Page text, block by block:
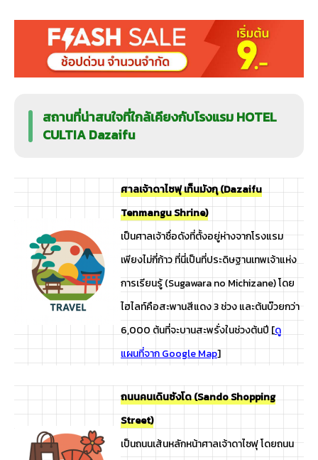
สถานที่น่าสนใจที่ใกล้เคียงกับโรงแรม HOTEL
CULTIA Dazaifu
ศาลเจ้าดาไซฟุ เท็นมังกุ (Dazaifu
Tenmangu Shrine)
เป็นศาลเจ้าชื่อดังที่ตั้งอยู่ห่างจากโรงแรม
เพียงไม่กี่ก้าว ที่นี่เป็นที่ประดิษฐานเทพเจ้าแห่ง
การเรียนรู้ (Sugawara no Michizane) โดย
ไฮไลท์คือสะพานสีแดง 3 ช่วง และต้นบ๊วยกว่า
6,000 ต้นที่จะบานสะพรั่งในช่วงต้นปี [ดู
แผนที่จาก Google Map]
ถนนคนเดินซังโด (Sando Shopping
Street)
เป็นถนนเส้นหลักหน้าศาลเจ้าดาไซฟุ โดยถนน